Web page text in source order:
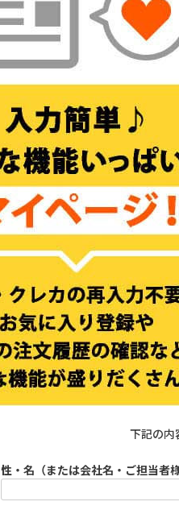
下記の内
性・名（または会社名・ご担当者